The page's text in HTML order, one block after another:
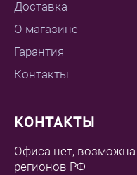
Доставка
О магазине
Гарантия
Контакты
КОНТАКТЫ
Офиса нет,
регионов РФ